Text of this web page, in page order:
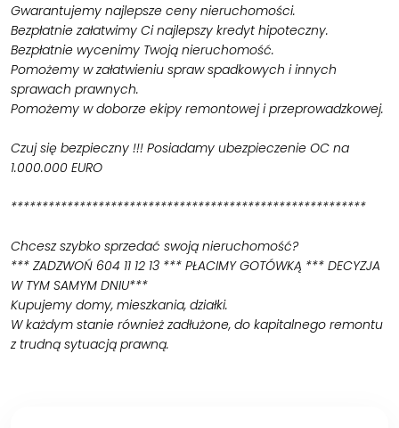
Gwarantujemy najlepsze ceny nieruchomości.
Bezpłatnie załatwimy Ci najlepszy kredyt hipoteczny.
Bezpłatnie wycenimy Twoją nieruchomość.
Pomożemy w załatwieniu spraw spadkowych i innych
sprawach prawnych.
Pomożemy w doborze ekipy remontowej i przeprowadzkowej.
Czuj się bezpieczny !!! Posiadamy ubezpieczenie OC na
1.000.000 EURO
*********************************************************
Chcesz szybko sprzedać swoją nieruchomość?
*** ZADZWOŃ 604 11 12 13 *** PŁACIMY GOTÓWKĄ *** DECYZJA
W TYM SAMYM DNIU***
Kupujemy domy, mieszkania, działki.
W każdym stanie również zadłużone, do kapitalnego remontu
z trudną sytuacją prawną.